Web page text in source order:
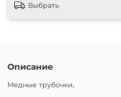
Выбрать
Описание
Медные трубочки,